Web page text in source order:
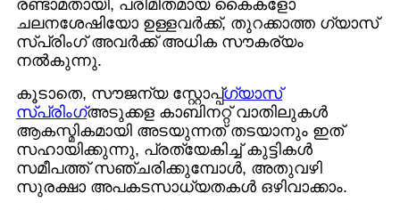
രണ്ടാമതായി, പരിമിതമായ കൈകളോ
ചലനശേഷിയോ ഉള്ളവർക്ക്, തുറക്കാത്ത ഗ്യാസ്
സ്പ്രിംഗ് അവർക്ക് അധിക സൗകര്യം
നൽകുന്നു.
കൂടാതെ, സൗജന്യ സ്റ്റോപ്പ്ഗ്യാസ്
സ്പ്രിംഗ്അടുക്കള കാബിനറ്റ് വാതിലുകൾ
ആകസ്മികമായി അടയുന്നത് തടയാനും ഇത്
സഹായിക്കുന്നു, പ്രത്യേകിച്ച് കുട്ടികൾ
സമീപത്ത് സഞ്ചരിക്കുമ്പോൾ, അതുവഴി
സുരക്ഷാ അപകടസാധ്യതകൾ ഒഴിവാക്കാം.